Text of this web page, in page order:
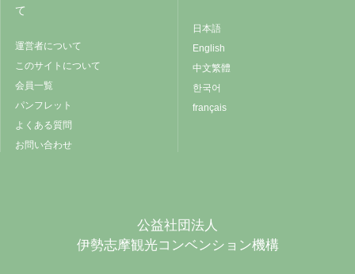
て
運営者について
このサイトについて
会員一覧
パンフレット
よくある質問
お問い合わせ
日本語
English
中文繁體
한국어
français
公益社団法人
伊勢志摩観光コンベンション機構